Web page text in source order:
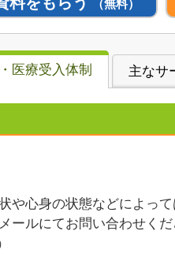
（無料）
医療受入体制 主なサ
や心身の状態などによっ
ールにてお問い合わせくだ